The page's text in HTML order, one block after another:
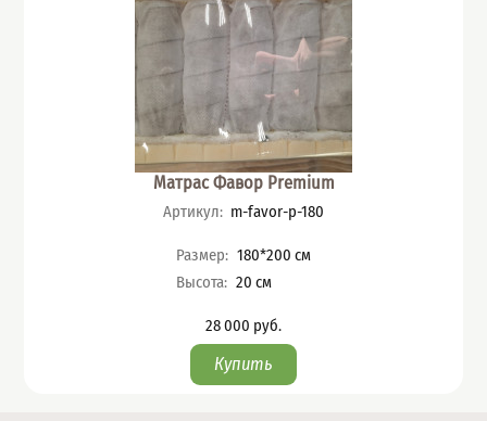
Матрас Фавор Premium
Артикул: m-favor-p-180
Характеристики
Размер: 180*200 см
Высота: 20 см
Цена
28 000 руб.